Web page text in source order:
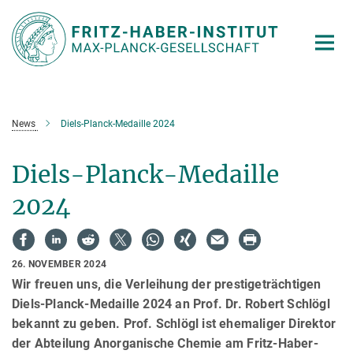
Hauptinhalt
News Diels-Planck-Medaille 2024
Diels-Planck-Medaille
2024
26. NOVEMBER 2024
Wir freuen uns, die Verleihung der prestigeträchtigen
Diels-Planck-Medaille 2024 an Prof. Dr. Robert Schlögl
bekannt zu geben. Prof. Schlögl ist ehemaliger Direktor
der Abteilung Anorganische Chemie am Fritz-Haber-